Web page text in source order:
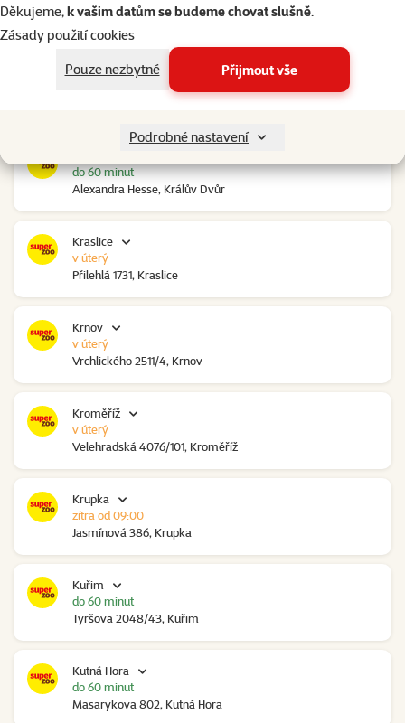
Děkujeme,k vašim datům se budeme chovat slušně.
Zásady použití cookies
Pouze nezbytné
Přijmout vše
Podrobné nastavení
Ovčáry 304, Ovčáry
Kozomín
Alexandra Hesse, Králův Dvůr
do 60 minut
Kraslice
Přilehlá 1731, Kraslice
v úterý
Krnov
Vrchlického 2511/4, Krnov
v úterý
Kroměříž
Velehradská 4076/101, Kroměříž
v úterý
Krupka
Jasmínová 386, Krupka
zítra od 09:00
Kuřim
Tyršova 2048/43, Kuřim
do 60 minut
Kutná Hora
Masarykova 802, Kutná Hora
do 60 minut